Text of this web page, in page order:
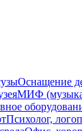
Оснащение
МИФ
Психолог,